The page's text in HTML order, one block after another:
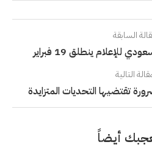
السابقة
التالية
تقتضيها التحديات المتزايدة
أيضاً